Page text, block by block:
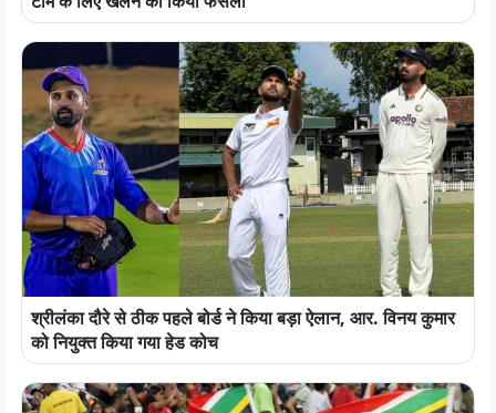
श्रीलंका दौरे से ठीक पहले बोर्ड ने किया बड़ा ऐलान, आर. विनय कुमार
को नियुक्त किया गया हेड कोच